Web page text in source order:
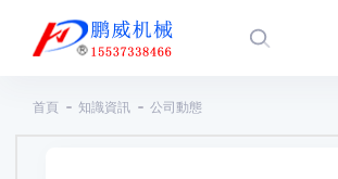
首頁 知識資訊 公司動態